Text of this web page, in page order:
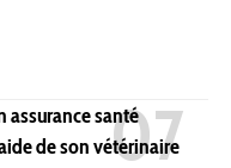
assurance santé
de son vétérinaire